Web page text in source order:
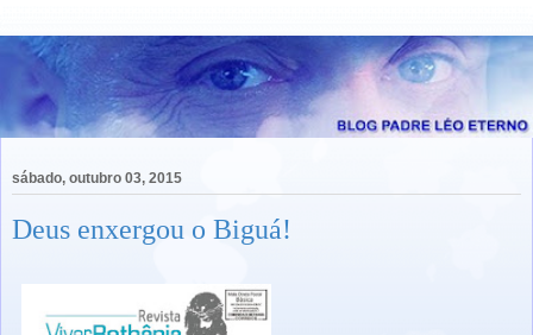
sábado, outubro 03, 2015
Deus enxergou o Biguá!